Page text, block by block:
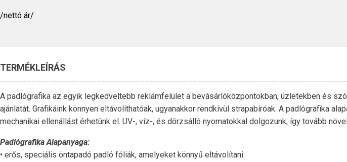
/nettó ár/
TERMÉKLEÍRÁS
A padlógrafika az egyik legkedveltebb reklámfelület a bevásárlóközpontokban, üzletekben és
ajánlatát. Grafikáink könnyen eltávolíthatóak, ugyanakkor rendkívül strapabíróak. A padlógrafika
mechanikai ellenállást érhetünk el. UV-, víz-, és dörzsálló nyomatokkal dolgozunk, így tovább
Padlógrafika Alapanyaga:
• erős, speciális öntapadó padló fóliák, amelyeket könnyű eltávolítani